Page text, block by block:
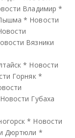
Владимир *
* Новости
Вязники
* Новости
Горняк*
Новости Губаха
* Новости
Дюртюли *